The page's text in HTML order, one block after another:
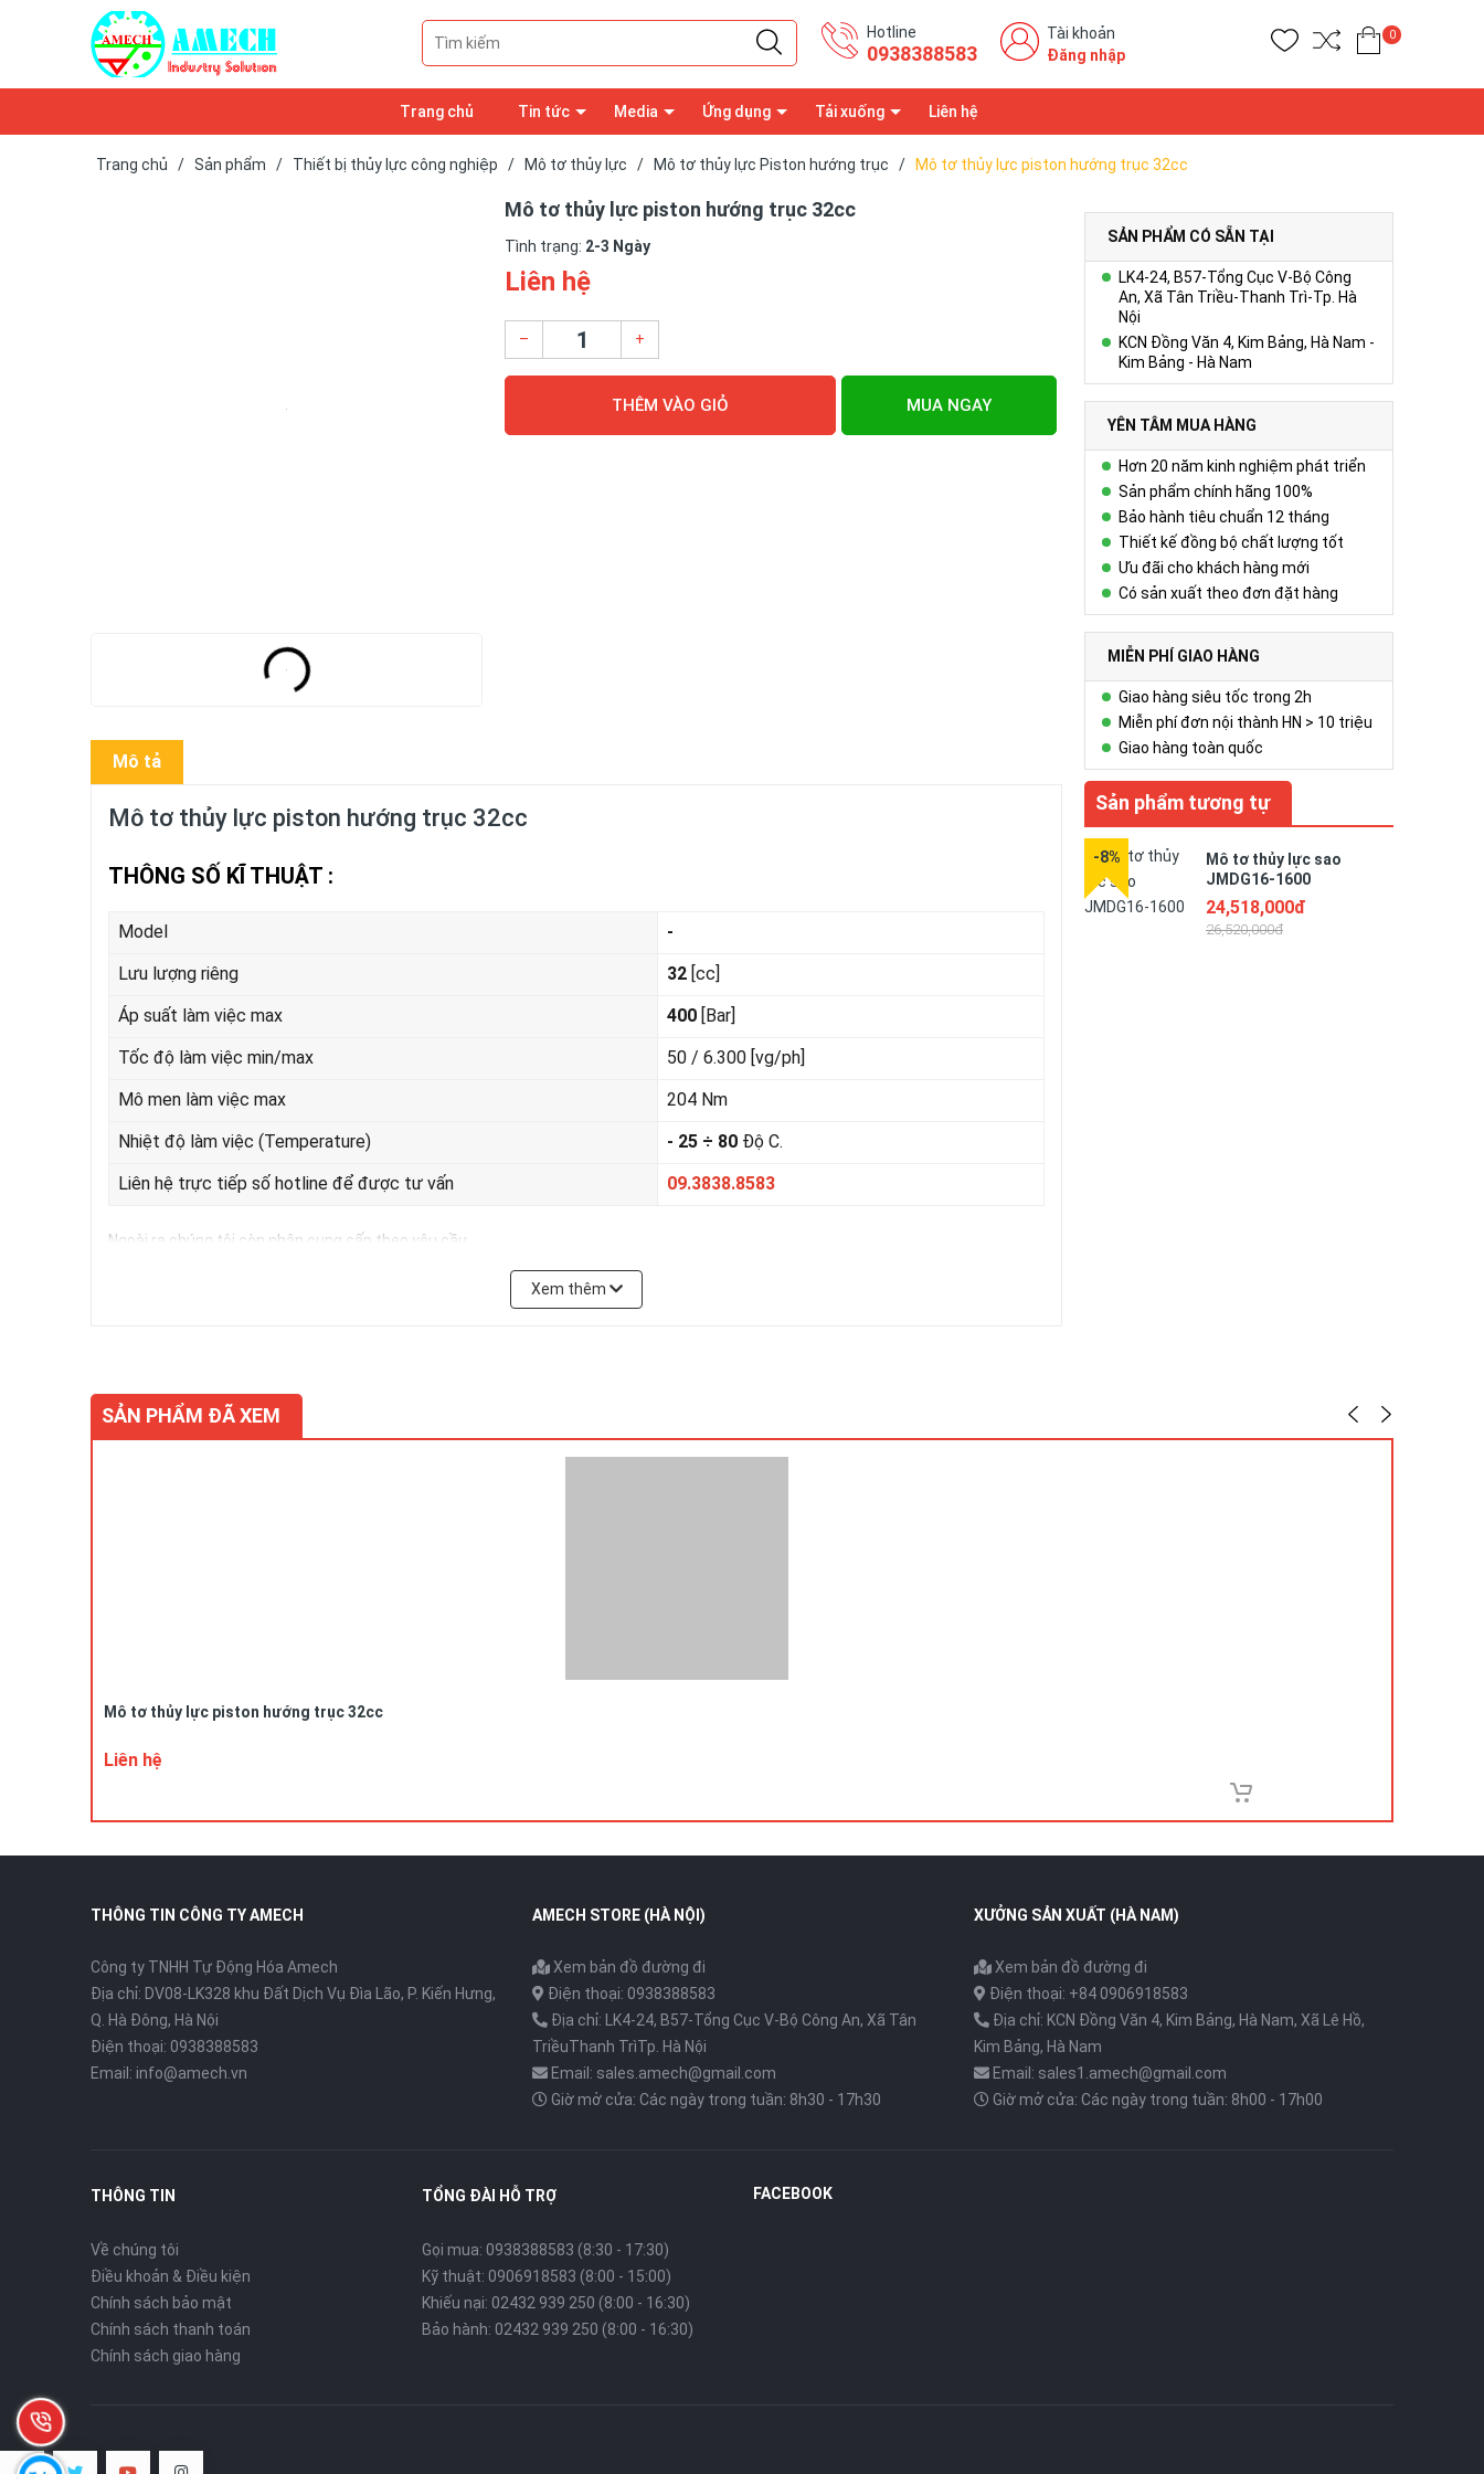
Hotline
0938388583
Tài khoản
Đăng nhập
0
Trang chủ Tin tức Media Ứng dụng Tải xuống Liên hệ
Trang chủ / Sản phẩm / Thiết bị thủy lực công nghiệp / Mô tơ thủy lực / Mô tơ thủy lực Piston hướng trục / Mô tơ thủy lực piston hướng trục 32cc
Mô tơ thủy lực piston hướng trục 32cc
Tình trạng: 2-3 Ngày
Liên hệ
– +
THÊM VÀO GIỎ MUA NGAY
Mô tả
Mô tơ thủy lực piston hướng trục 32cc
THÔNG SỐ KĨ THUẬT :
Model
-
Lưu lượng riêng
32 [cc]
Áp suất làm việc max
400 [Bar]
Tốc độ làm việc min/max
50 / 6.300 [vg/ph]
Mô men làm việc max
204 Nm
Nhiệt độ làm việc (Temperature)
- 25 ÷ 80 Độ C.
Liên hệ trực tiếp số hotline để được tư vấn
09.3838.8583
Ngoài ra chúng tôi còn nhận cung cấp theo yêu cầu.
Xem thêm
SẢN PHẨM CÓ SẴN TẠI
LK4-24, B57-Tổng Cục V-Bộ Công
An, Xã Tân Triều-Thanh Trì-Tp. Hà
Nội
KCN Đồng Văn 4, Kim Bảng, Hà Nam -
Kim Bảng - Hà Nam
YÊN TÂM MUA HÀNG
Hơn 20 năm kinh nghiệm phát triển
Sản phẩm chính hãng 100%
Bảo hành tiêu chuẩn 12 tháng
Thiết kế đồng bộ chất lượng tốt
Ưu đãi cho khách hàng mới
Có sản xuất theo đơn đặt hàng
MIỄN PHÍ GIAO HÀNG
Giao hàng siêu tốc trong 2h
Miễn phí đơn nội thành HN > 10 triệu
Giao hàng toàn quốc
Sản phẩm tương tự
-8%
Mô tơ thủy lực sao
JMDG16-1600
24,518,000đ
26,520,000đ
SẢN PHẨM ĐÃ XEM
Mô tơ thủy lực piston hướng trục 32cc
Liên hệ
THÔNG TIN CÔNG TY AMECH
Công ty TNHH Tự Động Hóa Amech
Địa chỉ: DV08-LK328 khu Đất Dịch Vụ Đìa Lão, P. Kiến Hưng,
Q. Hà Đông, Hà Nội
Điện thoại: 0938388583
Email: info@amech.vn
AMECH STORE (HÀ NỘI)
Xem bản đồ đường đi
Điện thoại: 0938388583
Địa chỉ: LK4-24, B57-Tổng Cục V-Bộ Công An, Xã Tân
TriềuThanh TrìTp. Hà Nội
Email: sales.amech@gmail.com
Giờ mở cửa: Các ngày trong tuần: 8h30 - 17h30
XƯỞNG SẢN XUẤT (HÀ NAM)
Xem bản đồ đường đi
Điện thoại: +84 0906918583
Địa chỉ: KCN Đồng Văn 4, Kim Bảng, Hà Nam, Xã Lê Hồ,
Kim Bảng, Hà Nam
Email: sales1.amech@gmail.com
Giờ mở cửa: Các ngày trong tuần: 8h00 - 17h00
THÔNG TIN
Về chúng tôi
Điều khoản & Điều kiện
Chính sách bảo mật
Chính sách thanh toán
Chính sách giao hàng
TỔNG ĐÀI HỖ TRỢ
Gọi mua: 0938388583 (8:30 - 17:30)
Kỹ thuật: 0906918583 (8:00 - 15:00)
Khiếu nại: 02432 939 250 (8:00 - 16:30)
Bảo hành: 02432 939 250 (8:00 - 16:30)
FACEBOOK